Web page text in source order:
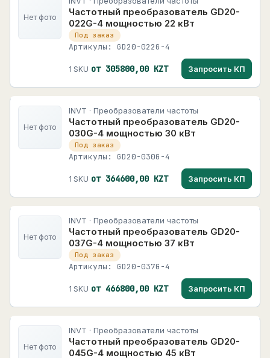
Нет фото
Частотный преобразователь GD20-
022G-4 мощностью 22 кВт
Под заказ
Артикулы: GD20-022G-4
1 SKU от 305800,00 KZT Запросить КП
Нет фото
INVT · Преобразователи частоты
Частотный преобразователь GD20-
030G-4 мощностью 30 кВт
Под заказ
Артикулы: GD20-030G-4
1 SKU от 364600,00 KZT Запросить КП
Нет фото
INVT · Преобразователи частоты
Частотный преобразователь GD20-
037G-4 мощностью 37 кВт
Под заказ
Артикулы: GD20-037G-4
1 SKU от 466800,00 KZT Запросить КП
Нет фото
INVT · Преобразователи частоты
Частотный преобразователь GD20-
045G-4 мощностью 45 кВт